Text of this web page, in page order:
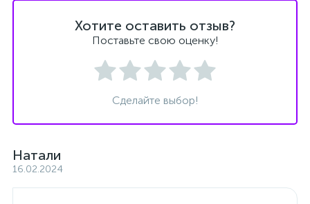
Хотите оставить отзыв?
Поставьте свою оценку!
Сделайте выбор!
Натали
16.02.2024